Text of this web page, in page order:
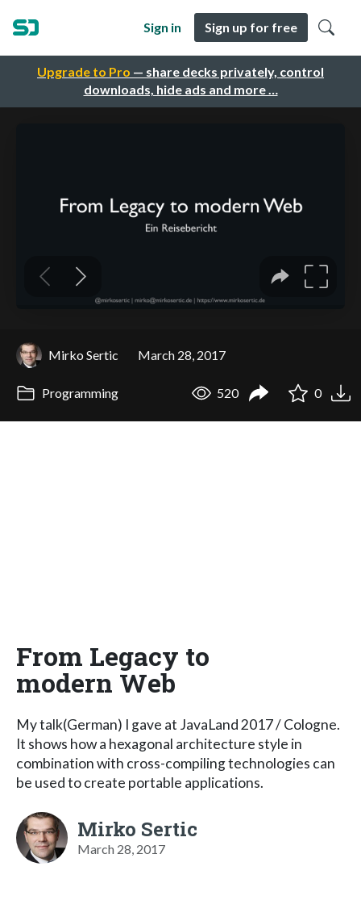
Upgrade to Pro — share decks privately, control
downloads, hide ads and more …
Sign in Sign up for free
Mirko Sertic March 28, 2017
Programming 520 0
From Legacy to
modern Web
My talk(German) I gave at JavaLand 2017 / Cologne.
It shows how a hexagonal architecture style in
combination with cross-compiling technologies can
be used to create portable applications.
Mirko Sertic
March 28, 2017